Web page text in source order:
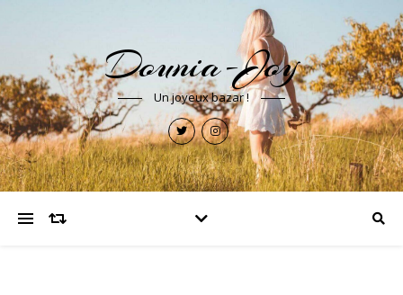
Dounia-Joy
Un joyeux bazar !